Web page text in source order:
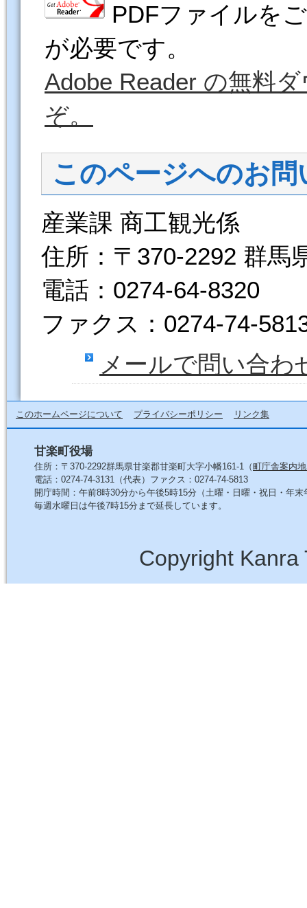
PDFファイルを
が必要です。
Adobe Reader の無料
ぞ。
このページへのお問
産業課 商工観光係
住所：〒370-2292 群馬
電話：0274-64-8320
ファクス：0274-74-
メールで問い合わ
このホームページについて プライバシーポリシー リンク集
甘楽町役場
住所：〒370-2292群馬県甘楽郡甘楽町大字小幡161-1（町庁舎案内
電話：0274-74-3131（代表）ファクス：0274-74-5813
開庁時間：午前8時30分から午後5時15分（土曜・日曜・祝日・年末
毎週水曜日は午後7時15分まで延長しています。
Copyright Kanra